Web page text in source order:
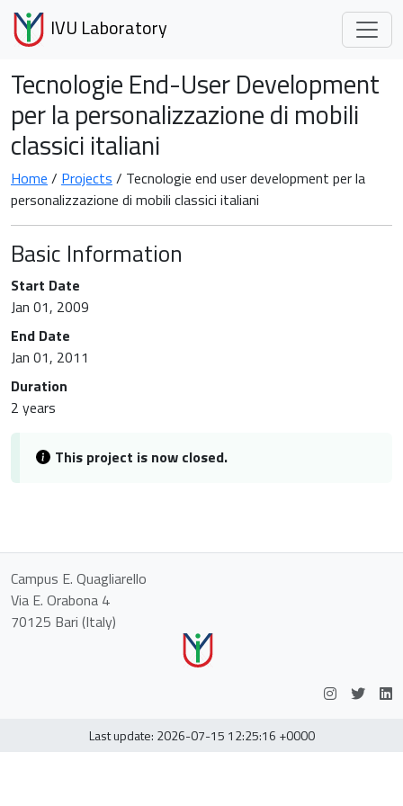
IVU Laboratory
Tecnologie End-User Development
per la personalizzazione di mobili
classici italiani
Home / Projects / Tecnologie end user development per la
personalizzazione di mobili classici italiani
Basic Information
Start Date
Jan 01, 2009
End Date
Jan 01, 2011
Duration
2 years
This project is now closed.
Campus E. Quagliarello
Via E. Orabona 4
70125 Bari (Italy)
Instagram
Last update: 2026-07-15 12:25:16 +0000